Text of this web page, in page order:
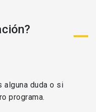
alguna duda o si
programa.